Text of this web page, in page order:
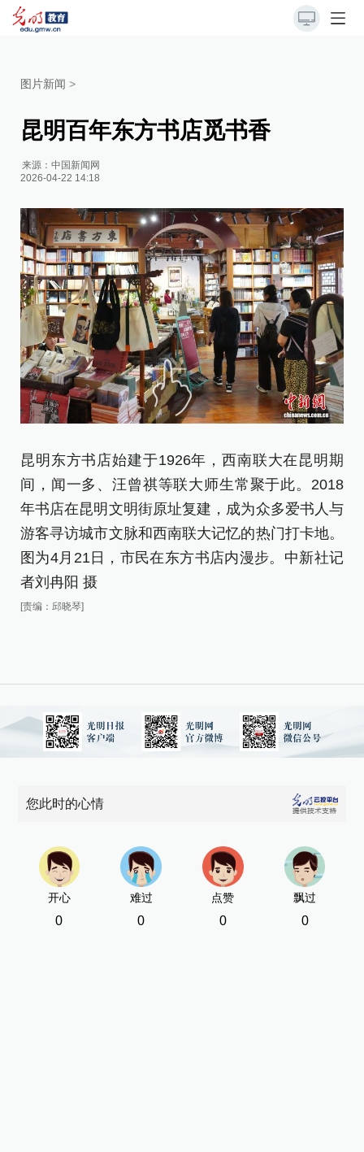
图片新闻 >
昆明百年东方书店觅书香
来源：中国新闻网
2026-04-22 14:18
昆明东方书店始建于1926年，西南联大在昆明期
间，闻一多、汪曾祺等联大师生常聚于此。2018
年书店在昆明文明街原址复建，成为众多爱书人与
游客寻访城市文脉和西南联大记忆的热门打卡地。
图为4月21日，市民在东方书店内漫步。中新社记
者刘冉阳 摄
[责编：邱晓琴]
您此时的心情
开心
0
难过
0
点赞
0
飘过
0